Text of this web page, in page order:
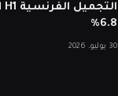
6.8%
30 يوليو، 2026